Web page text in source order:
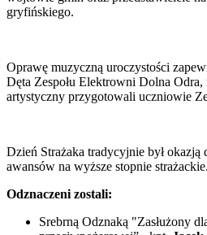
gryfińskiego.
Oprawę muzyczną uroczystości
Dęta Zespołu Elektrowni Dolna Odra,
artystyczny przygotowali uczniowie
Dzień Strażaka tradycyjnie był okazją
awansów na wyższe stopnie strażackie.
Odznaczeni zostali:
Srebrną Odznaką "Zasłużony